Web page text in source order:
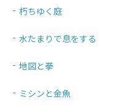
朽ちゆく庭
水たまりで息をする
地図と拳
ミシンと金魚